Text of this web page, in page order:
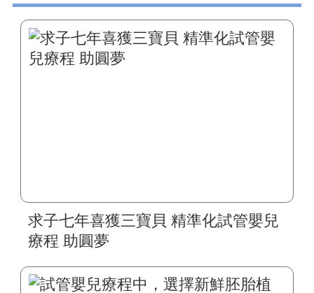
求子七年喜獲三寶貝 精準化試管嬰兒
療程 助圓夢